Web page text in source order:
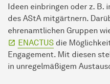
Ideen einbringen oder z. B.
des AStA mitgärtnern.
ehrenamtlichen Gruppen
ENACTUS die
Engagement. Mit diesen
in unregelmäßigem